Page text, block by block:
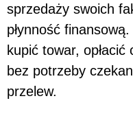
sprzedaży swoich
płynność
kupić towar,
bez potrzeby
przelew.